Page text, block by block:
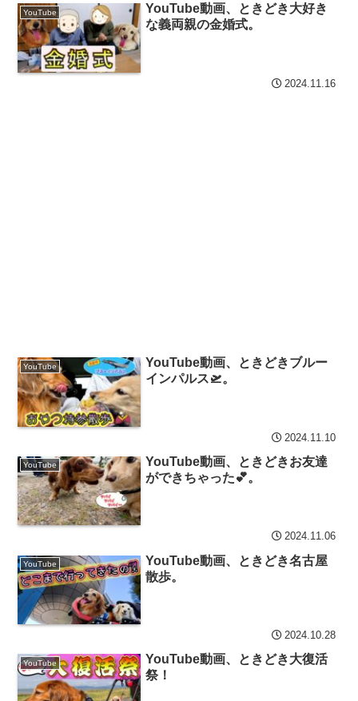
YouTube
YouTube動画、ときどき大好き
な義両親の金婚式。
2024.11.16
YouTube
YouTube動画、ときどきブルー
インパルス🛫。
2024.11.10
YouTube
YouTube動画、ときどきお友達
ができちゃった💕。
2024.11.06
YouTube
YouTube動画、ときどき名古屋
散歩。
2024.10.28
YouTube
YouTube動画、ときどき大復活
祭！